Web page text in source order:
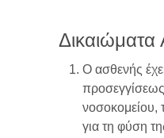
Ο ασθενής
προσεγγίσεως
νοσοκομείου,
για τη φύση